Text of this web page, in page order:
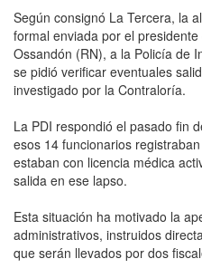
Según consignó La Tercera, la
formal enviada por el
Ossandón (RN), a la Policía de
se pidió verificar eventuales
investigado por la Contraloría.
La PDI respondió el pasado fin
esos 14 funcionarios
estaban con licencia médica
salida en ese lapso.
Esta situación ha motivado la
administrativos, instruidos
que serán llevados por dos